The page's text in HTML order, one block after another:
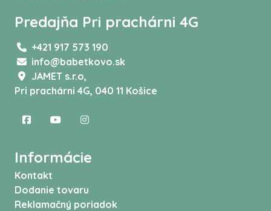
Predajňa Pri prachárni 4G
+421 917 573 190
info@babetkovo.sk
JAMET s.r.o,
Pri prachárni 4G, 040 11 Košice
Informácie
Kontakt
Dodanie tovaru
Reklamačný poriadok